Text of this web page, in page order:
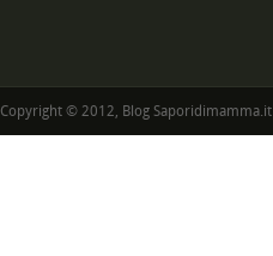
Copyright © 2012, Blog Saporidimamma.it